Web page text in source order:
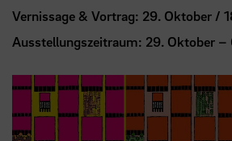
Vernissage & Vortrag: 29. Oktober /
Ausstellungszeitraum: 29. Oktober –